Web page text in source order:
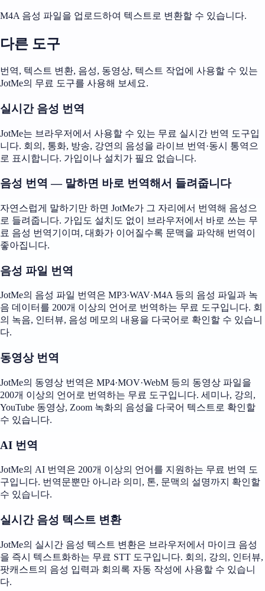
M4A 음성 파일을 업로드하여 텍스트로 변환할 수 있습니다.
다른 도구
번역, 텍스트 변환, 음성, 동영상, 텍스트 작업에 사용할 수 있는
JotMe의 무료 도구를 사용해 보세요.
실시간 음성 번역
JotMe는 브라우저에서 사용할 수 있는 무료 실시간 번역 도구입
니다. 회의, 통화, 방송, 강연의 음성을 라이브 번역·동시 통역으
로 표시합니다. 가입이나 설치가 필요 없습니다.
음성 번역 — 말하면 바로 번역해서 들려줍니다
자연스럽게 말하기만 하면 JotMe가 그 자리에서 번역해 음성으
로 들려줍니다. 가입도 설치도 없이 브라우저에서 바로 쓰는 무
료 음성 번역기이며, 대화가 이어질수록 문맥을 파악해 번역이
좋아집니다.
음성 파일 번역
JotMe의 음성 파일 번역은 MP3·WAV·M4A 등의 음성 파일과 녹
음 데이터를 200개 이상의 언어로 번역하는 무료 도구입니다. 회
의 녹음, 인터뷰, 음성 메모의 내용을 다국어로 확인할 수 있습니
다.
동영상 번역
JotMe의 동영상 번역은 MP4·MOV·WebM 등의 동영상 파일을
200개 이상의 언어로 번역하는 무료 도구입니다. 세미나, 강의,
YouTube 동영상, Zoom 녹화의 음성을 다국어 텍스트로 확인할
수 있습니다.
AI 번역
JotMe의 AI 번역은 200개 이상의 언어를 지원하는 무료 번역 도
구입니다. 번역문뿐만 아니라 의미, 톤, 문맥의 설명까지 확인할
수 있습니다.
실시간 음성 텍스트 변환
JotMe의 실시간 음성 텍스트 변환은 브라우저에서 마이크 음성
을 즉시 텍스트화하는 무료 STT 도구입니다. 회의, 강의, 인터뷰,
팟캐스트의 음성 입력과 회의록 자동 작성에 사용할 수 있습니
다.